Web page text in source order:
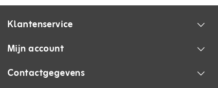
Klantenservice
Mijn account
Contactgegevens